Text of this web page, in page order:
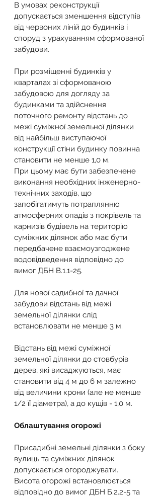
В умовах реконструкції
допускається зменшення відступів
від червоних ліній до будинків і
споруд з урахуванням сформованої
забудови.
При розміщенні будинків у
кварталах зі сформованою
забудовою для догляду за
будинками та здійснення
поточного ремонту відстань до
межі суміжної земельної ділянки
від найбільш виступаючої
конструкції стіни будинку повинна
становити не менше 1,0 м.
При цьому має бути забезпечене
виконання необхідних інженерно-
технічних заходів, що
запобігатимуть потраплянню
атмосферних опадів з покрівель та
карнизів будівель на територію
суміжних ділянок або має бути
передбачене взаємоузгоджене
водовідведення відповідно до
вимог ДБН В.1.1-25.
Для нової садибної та дачної
забудови відстань від межі
земельної ділянки слід
встановлювати не менше 3 м.
Відстань від межі суміжної
земельної ділянки до стовбурів
дерев, які висаджуються, має
становити від 4 м до 6 м залежно
від величини крони (але не менше
1/2 її діаметра), а до кущів - 1,0 м.
Облаштування огорожі
Присадибні земельні ділянки з боку
вулиць та суміжних ділянок
допускається огороджувати.
Висота огорожі встановлюється
відповідно до вимог ДБН Б.2.2-5 та